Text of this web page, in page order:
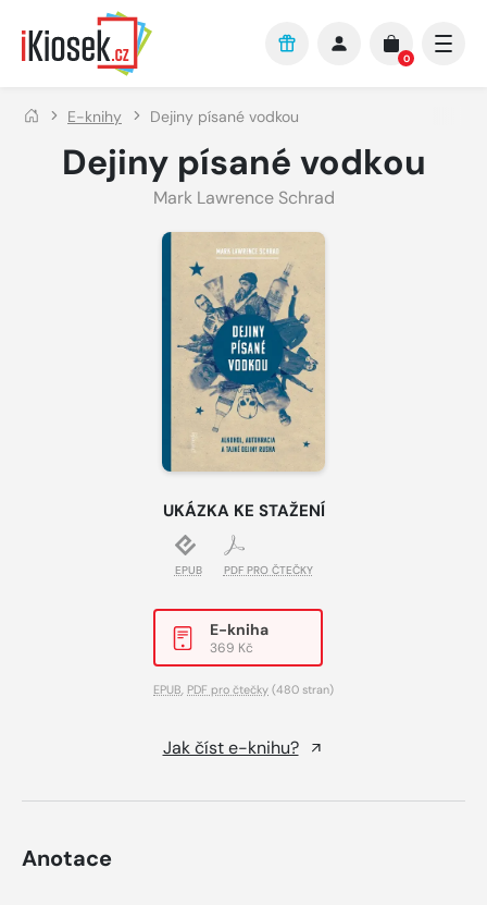
Přejít na hlavní obsah
0
E-knihy Dejiny písané vodkou
Dejiny písané vodkou
Mark Lawrence Schrad
UKÁZKA KE STAŽENÍ
EPUB PDF PRO ČTEČKY
E-kniha
369 Kč
EPUB, PDF pro čtečky (480 stran)
Jak číst e-knihu?
Anotace